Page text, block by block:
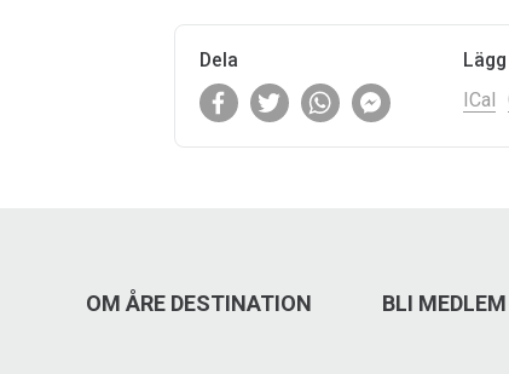
Dela
ICal
OM ÅRE DESTINATION BLI MEDLEM